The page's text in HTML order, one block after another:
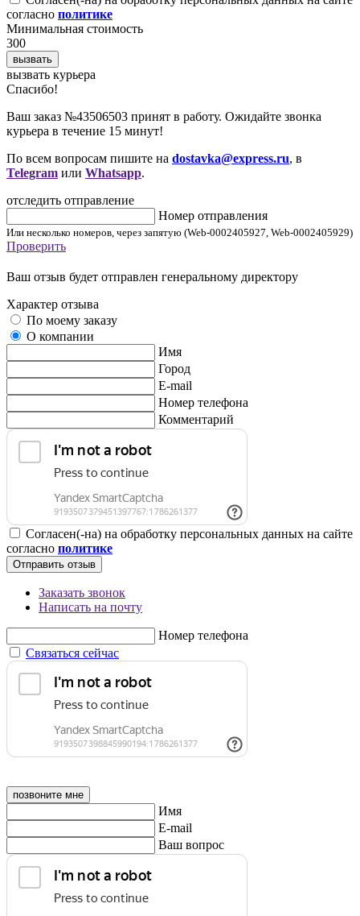
согласно политике
Минимальная стоимость
300
вызвать
вызвать курьера
Cпасибо!
Ваш заказ №43506503 принят в работу. Ожидайте звонка
курьера в течение 15 минут!
По всем вопросам пишите на dostavka@express.ru, в
Telegram или Whatsapp.
отследить отправление
Номер отправления
Или несколько номеров, через запятую (Web-0002405927, Web-0002405929)
Проверить
Ваш отзыв будет отправлен генеральному директору
Характер отзыва
По моему заказу
О компании
Имя
Город
E-mail
Номер телефона
Комментарий
Согласен(-на) на обработку персональных данных на сайте
согласно политике
Отправить отзыв
Заказать звонок
Написать на почту
Номер телефона
Связаться сейчас
позвоните мне
Имя
E-mail
Ваш вопрос